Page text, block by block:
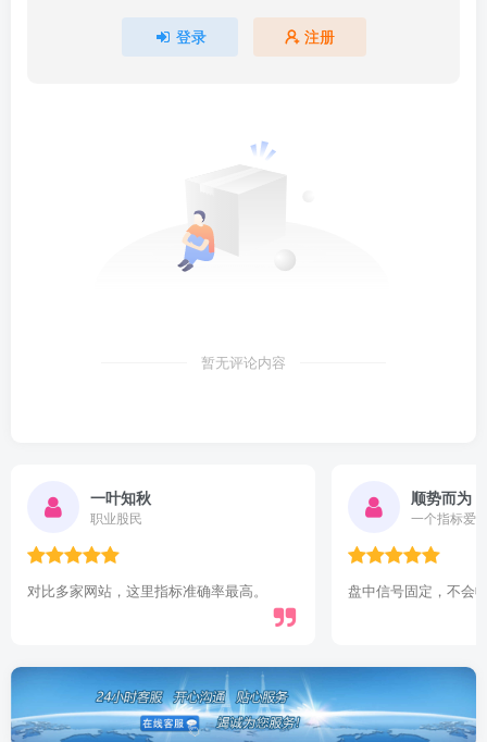
登录 注册
暂无评论内容
一叶知秋
职业股民
对比多家网站，这里指标准确率最高。
顺势而为
一个指标爱
盘中信号固定，不会